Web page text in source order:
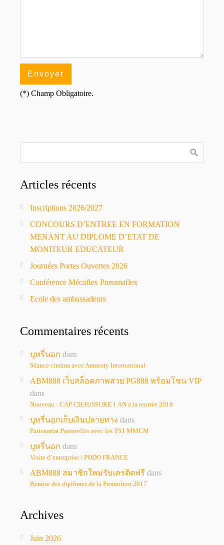
(*) Champ Obligatoire.
Articles récents
Inscriptions 2026/2027
CONCOURS D’ENTREE EN FORMATION
MENANT AU DIPLOME D’ETAT DE
MONITEUR EDUCATEUR
Journées Portes Ouvertes 2026
Conférence Mécaflex Pneumaflex
Ecole des ambassadeurs
Commentaires récents
บุหรี่นอก dans
Séance cinéma avec Amnesty International
ABM888 เว็บสล็อตภาพสวย PG888 พร้อมโซน VIP
dans
Nouveau : CAP CHAUSSURE 1 AN à la rentrée 2018
บุหรี่นอกเก็บเงินปลายทาง dans
Partenariat Passerelles avec les TS1 MMCM
บุหรี่นอก dans
Visite d’entreprise / PODO FRANCE
ABM888 สมาชิกใหม่รับเครดิตฟรี dans
Remise des diplômes de la Promotion 2017
Archives
Juin 2026